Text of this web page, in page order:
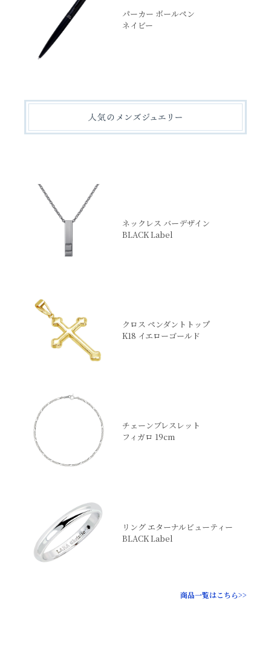
パーカー ボールペン
ネイビー
ネックレス バーデザイン
BLACK Label
クロス ペンダントトップ
K18 イエローゴールド
チェーンブレスレット
フィガロ 19cm
リング エターナルビューティー
BLACK Label
商品一覧はこちら>>